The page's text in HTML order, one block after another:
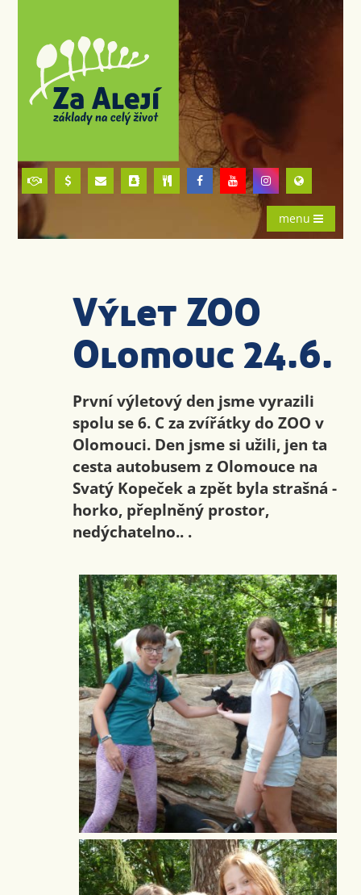
menu
Výlet ZOO
Olomouc 24.6.
První výletový den jsme vyrazili
spolu se 6. C za zvířátky do ZOO v
Olomouci. Den jsme si užili, jen ta
cesta autobusem z Olomouce na
Svatý Kopeček a zpět byla strašná -
horko, přeplněný prostor,
nedýchatelno.. .